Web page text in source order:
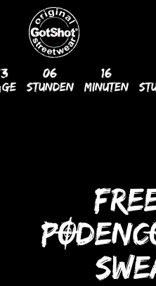
06
Stunden
16
Minuten